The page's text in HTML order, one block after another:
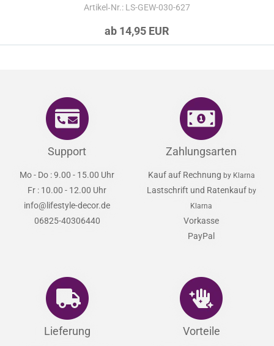
Artikel‑Nr.: LS-GEW-030-627
ab 14,95 EUR
Support
Mo - Do : 9.00 - 15.00 Uhr
Fr : 10.00 - 12.00 Uhr
info@lifestyle-decor.de
06825-40306440
Zahlungsarten
Kauf auf Rechnung by Klarna
Lastschrift und Ratenkauf by
Klarna
Vorkasse
PayPal
Lieferung Vorteile